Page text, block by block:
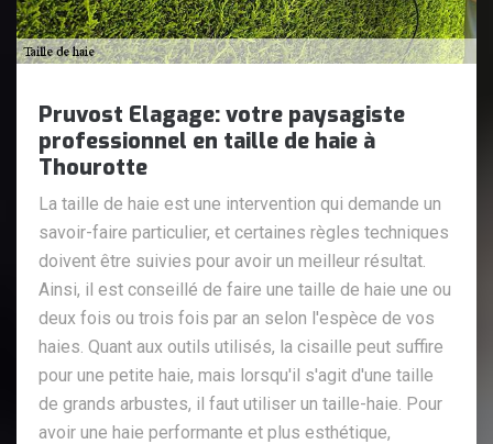
Pruvost Elagage: votre paysagiste
professionnel en taille de haie à
Thourotte
La taille de haie est une intervention qui demande un
savoir-faire particulier, et certaines règles techniques
doivent être suivies pour avoir un meilleur résultat.
Ainsi, il est conseillé de faire une taille de haie une ou
deux fois ou trois fois par an selon l'espèce de vos
haies. Quant aux outils utilisés, la cisaille peut suffire
pour une petite haie, mais lorsqu'il s'agit d'une taille
de grands arbustes, il faut utiliser un taille-haie. Pour
avoir une haie performante et plus esthétique,